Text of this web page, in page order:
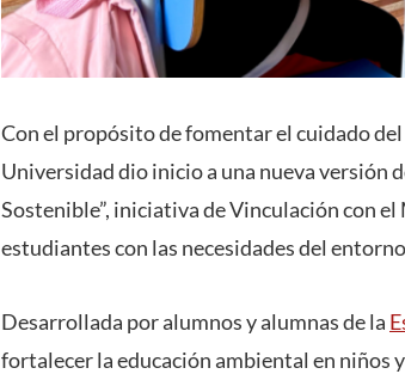
Con el propósito de fomentar el cuidado
Universidad dio inicio a una nueva versión
Sostenible”, iniciativa de Vinculación con
estudiantes con las necesidades del
Desarrollada por alumnos y alumnas de la
fortalecer la educación ambiental en niños